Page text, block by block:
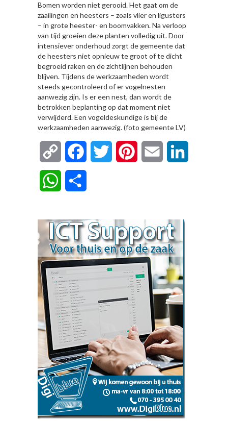
Bomen worden niet gerooid. Het gaat om de
zaailingen en heesters – zoals vlier en ligusters
– in grote heester- en boomvakken. Na verloop
van tijd groeien deze planten volledig uit. Door
intensiever onderhoud zorgt de gemeente dat
de heesters niet opnieuw te groot of te dicht
begroeid raken en de zichtlijnen behouden
blijven. Tijdens de werkzaamheden wordt
steeds gecontroleerd of er vogelnesten
aanwezig zijn. Is er een nest, dan wordt de
betrokken beplanting op dat moment niet
verwijderd. Een vogeldeskundige is bij de
werkzaamheden aanwezig. (foto gemeente LV)
Copy
Link
FacebookTwitter Pinterest Email
WhatsApp